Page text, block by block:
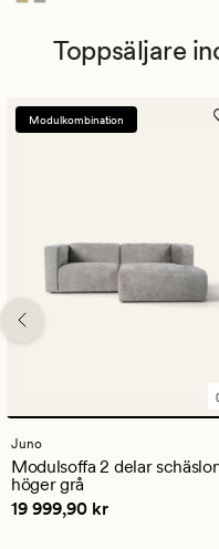
Toppsäljare
Modulkombination
Juno
Modulsoffa 2 delar
höger grå
Pris 19 999,90 kr
19 999,90 kr